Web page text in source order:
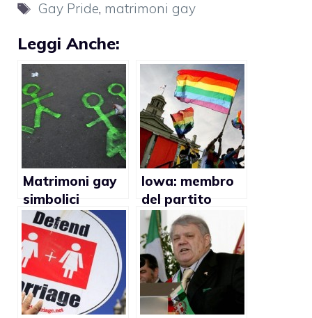
Tag
Gay Pride, matrimoni gay
Leggi Anche:
Matrimoni gay
simbolici
durante il
Torino Pride
2012
Iowa: membro
del partito
repubblicano ha
creato un
gruppo a
favore del
matrimonio gay